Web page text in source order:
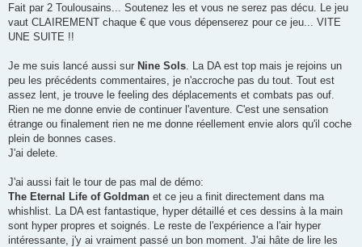
Fait par 2 Toulousains... Soutenez les et vous ne serez pas décu. Le jeu
vaut CLAIREMENT chaque € que vous dépenserez pour ce jeu... VITE
UNE SUITE !!
Je me suis lancé aussi sur Nine Sols . La DA est top mais je rejoins un
peu les précédents commentaires, je n'accroche pas du tout. Tout est
assez lent, je trouve le feeling des déplacements et combats pas ouf.
Rien ne me donne envie de continuer l'aventure. C'est une sensation
étrange ou finalement rien ne me donne réellement envie alors qu'il coche
plein de bonnes cases.
J'ai delete.
J'ai aussi fait le tour de pas mal de démo:
The Eternal Life of Goldman et ce jeu a finit directement dans ma
whishlist. La DA est fantastique, hyper détaillé et ces dessins à la main
sont hyper propres et soignés. Le reste de l'expérience a l'air hyper
intéressante, j'y ai vraiment passé un bon moment. J'ai hâte de lire les